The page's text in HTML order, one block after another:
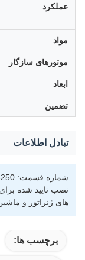
عملکرد
مواد
موتورهای سازگار
ابعاد
تضمین
تبادل اطلاعات
شماره قسمت: 120176250
های ژنراتور و
برچسب ها: